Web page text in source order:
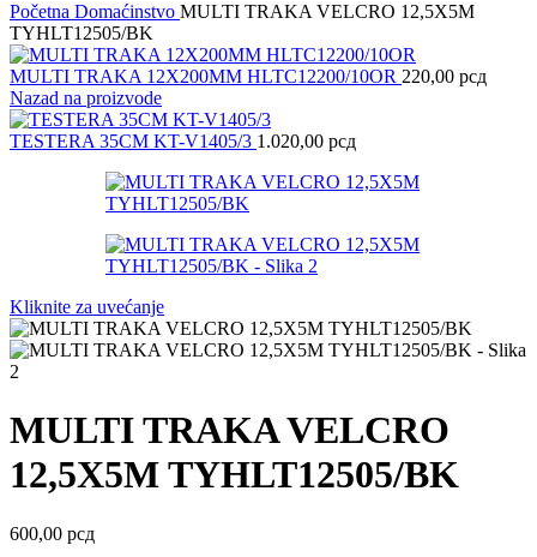
Početna Domaćinstvo MULTI TRAKA VELCRO 12,5X5M
TYHLT12505/BK
MULTI TRAKA 12X200MM HLTC12200/10OR 220,00 рсд
Nazad na proizvode
TESTERA 35CM KT-V1405/3 1.020,00 рсд
Kliknite za uvećanje
MULTI TRAKA VELCRO
12,5X5M TYHLT12505/BK
600,00 рсд